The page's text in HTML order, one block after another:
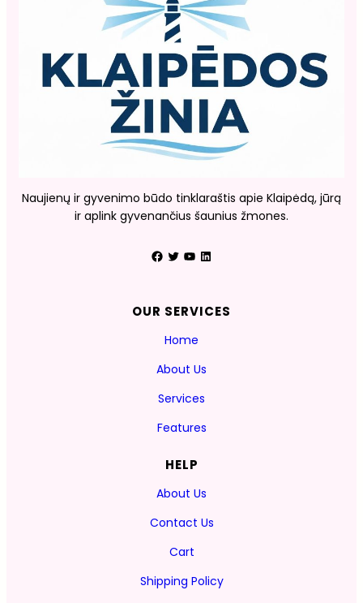
Naujienų ir gyvenimo būdo tinklaraštis apie Klaipėdą, jūrą
ir aplink gyvenančius šaunius žmones.
Facebook Twitter YouTube LinkedIn
OUR SERVICES
Home
About Us
Services
Features
HELP
About Us
Contact Us
Cart
Shipping Policy